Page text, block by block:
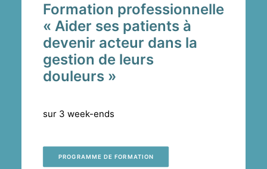
Formation professionnelle
« Aider ses patients à
devenir acteur dans la
gestion de leurs
douleurs »
sur 3 week-ends
PROGRAMME DE FORMATION